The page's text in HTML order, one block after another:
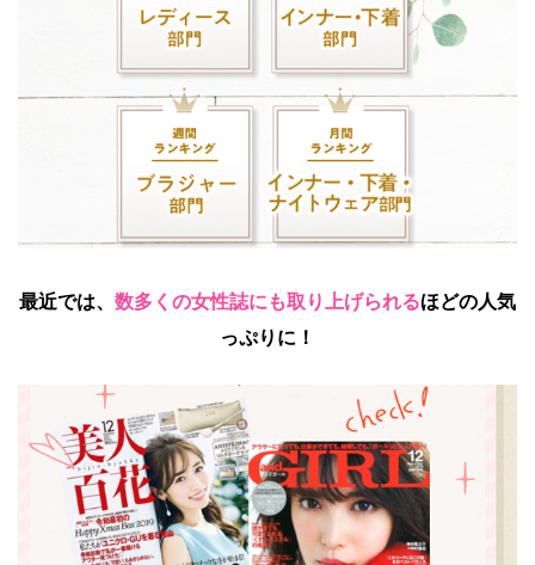
最近では、 数多くの女性誌にも取り上げられるほどの人気
っぷりに！